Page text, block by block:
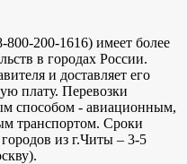
200-1616) имеет более
в городах России.
и доставляет его
плату. Перевозки
способом - авиационным,
транспортом. Сроки
из г.Читы – 3-5